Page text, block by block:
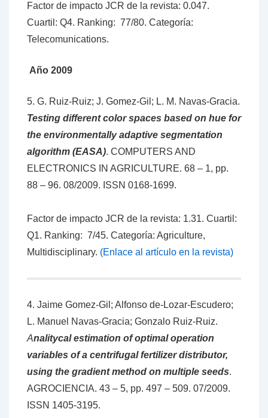
Factor de impacto JCR de la revista: 0.047.
Cuartil: Q4. Ranking: 77/80. Categoría:
Telecomunications.
Año 2009
5. G. Ruiz-Ruiz; J. Gomez-Gil; L. M. Navas-Gracia.
Testing different color spaces based on hue for
the environmentally adaptive segmentation
algorithm (EASA). COMPUTERS AND
ELECTRONICS IN AGRICULTURE. 68 – 1, pp.
88 – 96. 08/2009. ISSN 0168-1699.
Factor de impacto JCR de la revista: 1.31. Cuartil:
Q1. Ranking: 7/45. Categoría: Agriculture,
Multidisciplinary. (Enlace al artículo en la revista)
4. Jaime Gomez-Gil; Alfonso de-Lozar-Escudero;
L. Manuel Navas-Gracia; Gonzalo Ruiz-Ruiz.
Analitycal estimation of optimal operation
variables of a centrifugal fertilizer distributor,
using the gradient method on multiple seeds.
AGROCIENCIA. 43 – 5, pp. 497 – 509. 07/2009.
ISSN 1405-3195.